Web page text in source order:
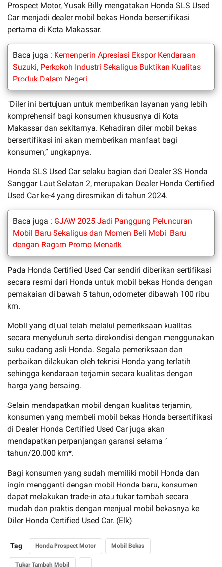
Prospect Motor, Yusak Billy mengatakan Honda SLS Used
Car menjadi dealer mobil bekas Honda bersertifikasi
pertama di Kota Makassar.
Baca juga : Kemenperin Apresiasi Ekspor Kendaraan
Suzuki, Perkokoh Industri Sekaligus Buktikan Kualitas
Produk Dalam Negeri
"Diler ini bertujuan untuk memberikan layanan yang lebih
komprehensif bagi konsumen khususnya di Kota
Makassar dan sekitarnya. Kehadiran diler mobil bekas
bersertifikasi ini akan memberikan manfaat bagi
konsumen,” ungkapnya.
Honda SLS Used Car selaku bagian dari Dealer 3S Honda
Sanggar Laut Selatan 2, merupakan Dealer Honda Certified
Used Car ke-4 yang diresmikan di tahun 2024.
Baca juga : GJAW 2025 Jadi Panggung Peluncuran
Mobil Baru Sekaligus dan Momen Beli Mobil Baru
dengan Ragam Promo Menarik
Pada Honda Certified Used Car sendiri diberikan sertifikasi
secara resmi dari Honda untuk mobil bekas Honda dengan
pemakaian di bawah 5 tahun, odometer dibawah 100 ribu
km.
Mobil yang dijual telah melalui pemeriksaan kualitas
secara menyeluruh serta direkondisi dengan menggunakan
suku cadang asli Honda. Segala pemeriksaan dan
perbaikan dilakukan oleh teknisi Honda yang terlatih
sehingga kendaraan terjamin secara kualitas dengan
harga yang bersaing.
Selain mendapatkan mobil dengan kualitas terjamin,
konsumen yang membeli mobil bekas Honda bersertifikasi
di Dealer Honda Certified Used Car juga akan
mendapatkan perpanjangan garansi selama 1
tahun/20.000 km*.
Bagi konsumen yang sudah memiliki mobil Honda dan
ingin mengganti dengan mobil Honda baru, konsumen
dapat melakukan trade-in atau tukar tambah secara
mudah dan praktis dengan menjual mobil bekasnya ke
Diler Honda Certified Used Car. (Elk)
Tag Honda Prospect Motor Mobil Bekas
Tukar Tambah Mobil